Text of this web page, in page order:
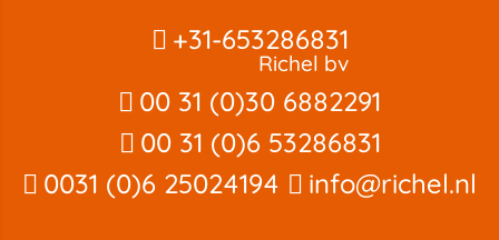
+31-653286831
Richel bv
00 31 (0)30 6882291
00 31 (0)6 53286831
0031 (0)6 25024194
info@richel.nl